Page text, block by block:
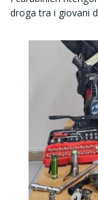
droga tra i giovani